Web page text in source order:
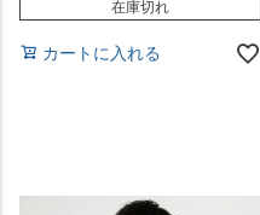
在庫切れ
カートに入れる